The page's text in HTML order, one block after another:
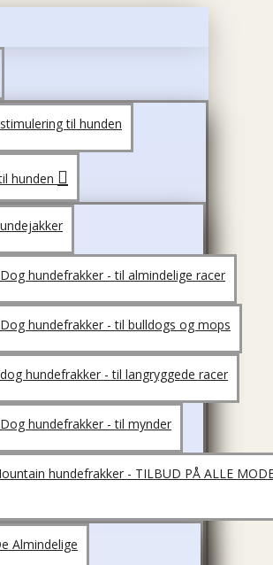
til hunden
hunden
hundefrakker - til almindelige racer
hundefrakker - til bulldogs og mops
hundefrakker - til langryggede racer
hundefrakker - til mynder
hundefrakker - TILBUD PÅ ALLE
Almindelige